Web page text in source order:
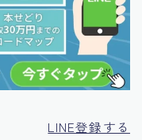
LINE登録する